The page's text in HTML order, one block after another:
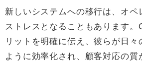
新しいシステムへの移行は、オペ
ストレスとなることもあります。
リットを明確に伝え、彼らが日々
ように効率化され、顧客対応の質